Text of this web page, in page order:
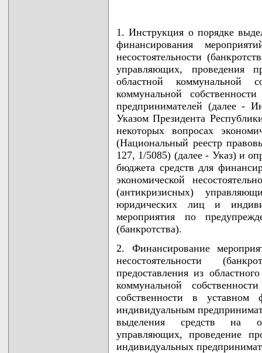
1. Инструкция о порядке
финансирования
несостоятельности
управляющих, проведения
областной коммунальной
коммунальной
предпринимателей (далее -
Указом Президента
некоторых вопросах
(Национальный реестр
127, 1/5085) (далее - Указ) и
бюджета средств для
экономической
(антикризисных)
юридических лиц и
мероприятия по
(банкротства).
2. Финансирование
несостоятельности
предоставления из
коммунальной
собственности в
индивидуальным
выделения средств на
управляющих, проведение
индивидуальных